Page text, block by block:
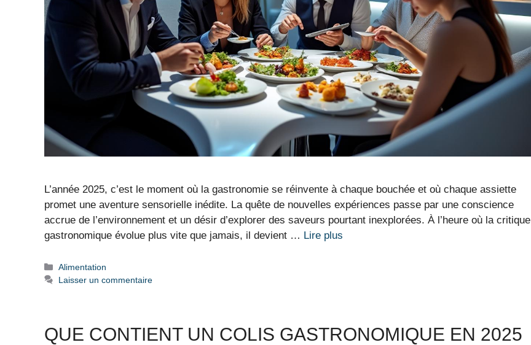
L’année 2025, c’est le moment où la gastronomie se réinvente à chaque bouchée et où chaque assiette
promet une aventure sensorielle inédite. La quête de nouvelles expériences passe par une conscience
accrue de l’environnement et un désir d’explorer des saveurs pourtant inexplorées. À l’heure où la critique
gastronomique évolue plus vite que jamais, il devient … Lire plus
Catégories
Alimentation
Laisser un commentaire
QUE CONTIENT UN COLIS GASTRONOMIQUE EN 2025